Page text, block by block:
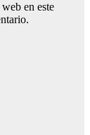
en este